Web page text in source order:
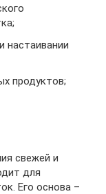
настаивании
продуктов;
свежей и
для
Его основа –